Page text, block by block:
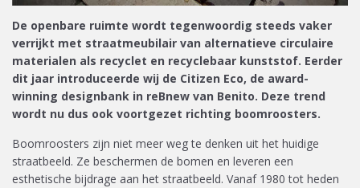
De openbare ruimte wordt tegenwoordig steeds vaker
verrijkt met straatmeubilair van alternatieve circulaire
materialen als recyclet en recyclebaar kunststof. Eerder
dit jaar introduceerde wij de Citizen Eco, de award-
winning designbank in reBnew van Benito. Deze trend
wordt nu dus ook voortgezet richting boomroosters.
Boomroosters zijn niet meer weg te denken uit het huidige
straatbeeld. Ze beschermen de bomen en leveren een
esthetische bijdrage aan het straatbeeld. Vanaf 1980 tot heden